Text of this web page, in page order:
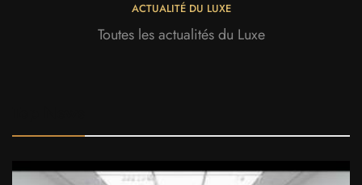
ACTUALITÉ DU LUXE
Toutes les actualités du Luxe